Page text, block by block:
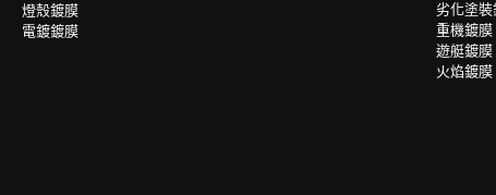
燈殼鍍膜
電鍍鍍膜
劣化塗裝
重機鍍膜
遊艇鍍膜
火焰鍍膜